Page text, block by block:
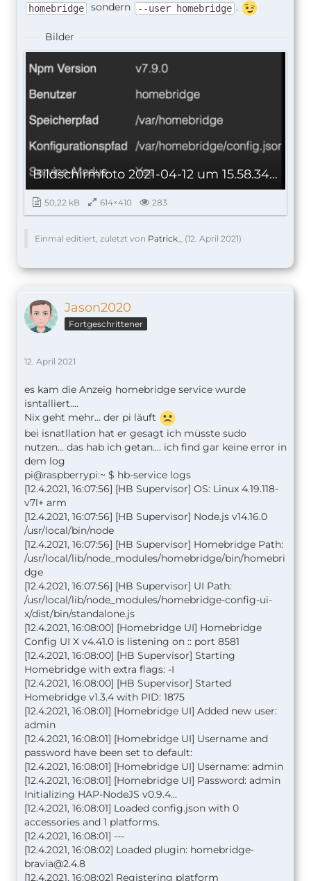
homebridge
sondern --user homebridge .
Bilder
Bildschirmfoto 2021-04-12 um 15.58.34.png
50,22 kB 614×410 283
Einmal editiert, zuletzt von Patrick_ (12. April 2021)
Jason2020
Fortgeschrittener
12. April 2021
es kam die Anzeig homebridge service wurde
isntalliert....
Nix geht mehr... der pi läuft
bei isnatllation hat er gesagt ich müsste sudo
nutzen... das hab ich getan.... ich find gar keine error in
dem log
pi@raspberrypi:~ $ hb-service logs
[12.4.2021, 16:07:56] [HB Supervisor] OS: Linux 4.19.118-
v7l+ arm
[12.4.2021, 16:07:56] [HB Supervisor] Node.js v14.16.0
/usr/local/bin/node
[12.4.2021, 16:07:56] [HB Supervisor] Homebridge Path:
/usr/local/lib/node_modules/homebridge/bin/homebri
dge
[12.4.2021, 16:07:56] [HB Supervisor] UI Path:
/usr/local/lib/node_modules/homebridge-config-ui-
x/dist/bin/standalone.js
[12.4.2021, 16:08:00] [Homebridge UI] Homebridge
Config UI X v4.41.0 is listening on :: port 8581
[12.4.2021, 16:08:00] [HB Supervisor] Starting
Homebridge with extra flags: -I
[12.4.2021, 16:08:00] [HB Supervisor] Started
Homebridge v1.3.4 with PID: 1875
[12.4.2021, 16:08:01] [Homebridge UI] Added new user:
admin
[12.4.2021, 16:08:01] [Homebridge UI] Username and
password have been set to default:
[12.4.2021, 16:08:01] [Homebridge UI] Username: admin
[12.4.2021, 16:08:01] [Homebridge UI] Password: admin
Initializing HAP-NodeJS v0.9.4...
[12.4.2021, 16:08:01] Loaded config.json with 0
accessories and 1 platforms.
[12.4.2021, 16:08:01] ---
[12.4.2021, 16:08:02] Loaded plugin: homebridge-
bravia@2.4.8
[12.4.2021, 16:08:02] Registering platform